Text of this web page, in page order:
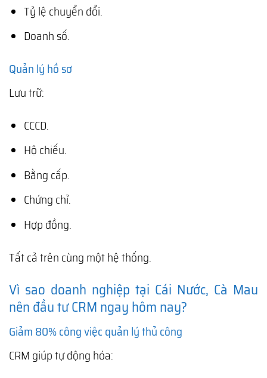
Tỷ lệ chuyển đổi.
Doanh số.
Quản lý hồ sơ
Lưu trữ:
CCCD.
Hộ chiếu.
Bằng cấp.
Chứng chỉ.
Hợp đồng.
Tất cả trên cùng một hệ thống.
Vì sao doanh nghiệp tại Cái Nước, Cà Mau
nên đầu tư CRM ngay hôm nay?
Giảm 80% công việc quản lý thủ công
CRM giúp tự động hóa: